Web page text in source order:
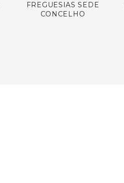
FREGUESIAS SEDE
CONCELHO